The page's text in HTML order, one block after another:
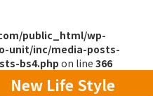
public_html/wp-
unit/inc/media-posts-
bs4.php on line 366
Life Style